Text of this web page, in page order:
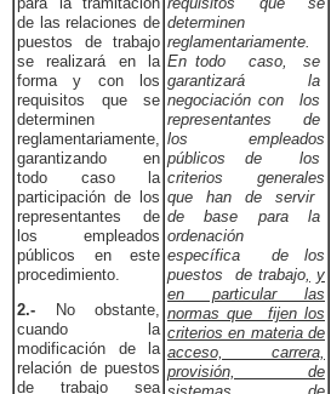
para la tramitación
de las relaciones de
puestos de trabajo
se realizará en la
forma y con los
requisitos que se
determinen
reglamentariamente,
garantizando en
todo caso la
participación de los
representantes de
los empleados
públicos en este
procedimiento.
2.- No obstante,
cuando la
modificación de la
relación de puestos
de trabajo sea
requisitos que se
determinen
reglamentariamente.
En todo caso, se
garantizará la
negociación con los
representantes de
los empleados
públicos de los
criterios generales
que han de servir
de base para la
ordenación
específica de los
puestos de trabajo, y
en particular las
normas que fijen los
criterios en materia de
acceso, carrera,
provisión, de